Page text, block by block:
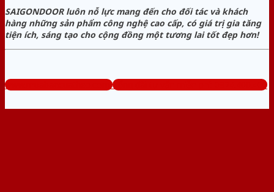
SAIGONDOOR luôn nỗ lực mang đến cho đối tác và khách
hàng những sản phẩm công nghệ cao cấp, có giá trị gia tăng
tiện ích, sáng tạo cho cộng đồng một tương lai tốt đẹp hơn!
www.muabancuathep.com Tổng đài tư vấn miễn phí: 0824.400.400